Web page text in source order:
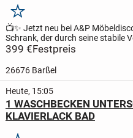
Merken
📺✨ Jetzt neu bei A&P
Schrank, der durch seine stabile
überzeugt. Dieses Möbelstück
399 €Festpreis
26676 Barßel
Heute, 15:05
1 WASCHBECKEN
KLAVIERLACK BAD